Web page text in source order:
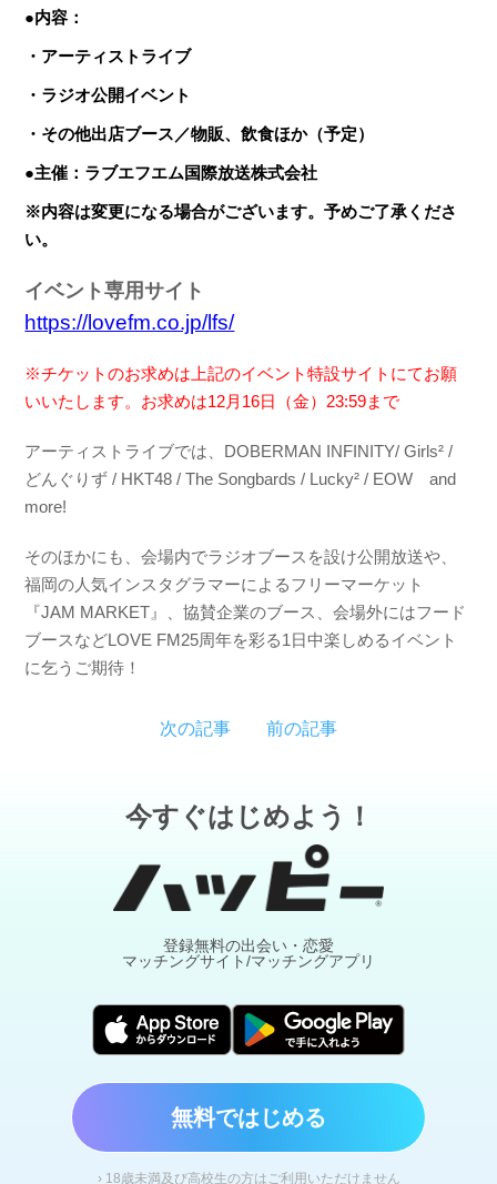
●内容：
・アーティストライブ
・ラジオ公開イベント
・その他出店ブース／物販、飲食ほか（予定）
●主催：ラブエフエム国際放送株式会社
※内容は変更になる場合がございます。予めご了承くださ
い。
イベント専用サイト
https://lovefm.co.jp/lfs/
※チケットのお求めは上記のイベント特設サイトにてお願
いいたします。お求めは12月16日（金）23:59まで
アーティストライブでは、DOBERMAN INFINITY/ Girls² /
どんぐりず / HKT48 / The Songbards / Lucky² / EOW and
more!
そのほかにも、会場内でラジオブースを設け公開放送や、
福岡の人気インスタグラマーによるフリーマーケット
『JAM MARKET』、協賛企業のブース、会場外にはフード
ブースなどLOVE FM25周年を彩る1日中楽しめるイベント
に乞うご期待！
次の記事 前の記事
今すぐはじめよう！
登録無料の出会い・恋愛
マッチングサイト/マッチングアプリ
無料ではじめる
› 18歳未満及び高校生の方はご利用いただけません